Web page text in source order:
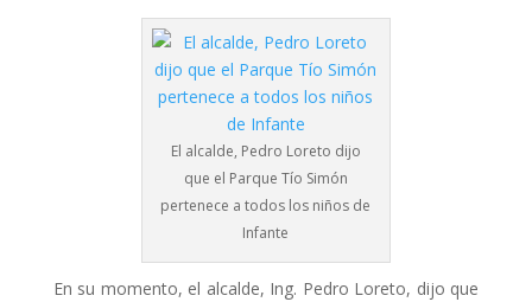
El alcalde, Pedro Loreto dijo
que el Parque Tío Simón
pertenece a todos los niños de
Infante
En su momento, el alcalde, Ing. Pedro Loreto, dijo que